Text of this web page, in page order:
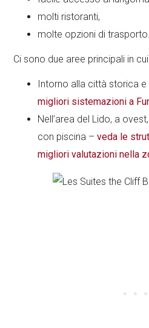
molti ristoranti,
molte opzioni di trasporto.
Ci sono due aree principali in
Intorno alla città storica
migliori sistemazioni a
Nell’area del Lido, a
con piscina –veda le
migliori valutazioni nella